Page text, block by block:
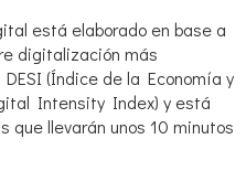
está elaborado en base a
digitalización más
(Índice de la Economía y
Intensity Index) y está
que llevarán unos 10 minutos